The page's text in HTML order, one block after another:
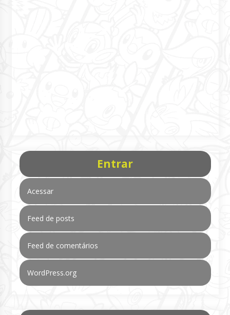
Entrar
Acessar
Feed de posts
Feed de comentários
WordPress.org